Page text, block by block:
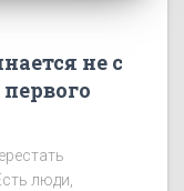
не с
люди,